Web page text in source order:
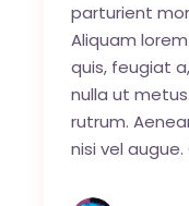
parturient
Aliquam
quis, feugiat
nulla ut
rutrum.
nisi vel